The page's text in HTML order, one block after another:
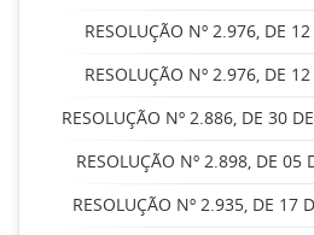
RESOLUÇÃO Nº 2.976, DE
RESOLUÇÃO Nº 2.976, DE
RESOLUÇÃO Nº 2.886, DE 30
RESOLUÇÃO Nº 2.898, DE 05
RESOLUÇÃO Nº 2.935, DE 17